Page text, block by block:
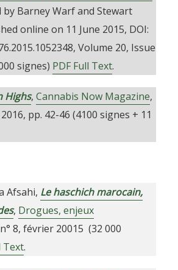
by Barney Warf and Stewart
online on 11 June 2015, DOI:
Volume 20, Issue
signes) PDF Full Text.
Highs, Cannabis Now Magazine,
pp. 42-46 (4100 signes + 11
Afsahi, Le haschich marocain,
, Drogues, enjeux
8, février 20015 (32 000
Text.